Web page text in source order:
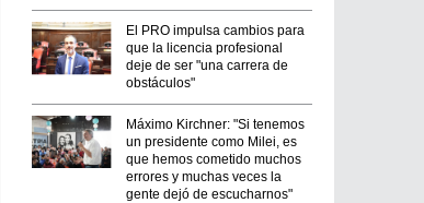
El PRO impulsa cambios para
que la licencia profesional
deje de ser "una carrera de
obstáculos"
Máximo Kirchner: "Si tenemos
un presidente como Milei, es
que hemos cometido muchos
errores y muchas veces la
gente dejó de escucharnos"